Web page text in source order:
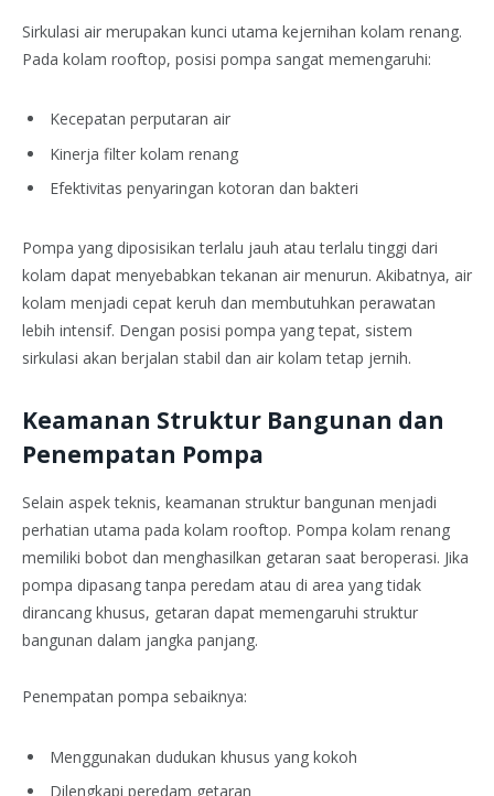
Sirkulasi air merupakan kunci utama kejernihan kolam renang.
Pada kolam rooftop, posisi pompa sangat memengaruhi:
Kecepatan perputaran air
Kinerja filter kolam renang
Efektivitas penyaringan kotoran dan bakteri
Pompa yang diposisikan terlalu jauh atau terlalu tinggi dari
kolam dapat menyebabkan tekanan air menurun. Akibatnya, air
kolam menjadi cepat keruh dan membutuhkan perawatan
lebih intensif. Dengan posisi pompa yang tepat, sistem
sirkulasi akan berjalan stabil dan air kolam tetap jernih.
Keamanan Struktur Bangunan dan
Penempatan Pompa
Selain aspek teknis, keamanan struktur bangunan menjadi
perhatian utama pada kolam rooftop. Pompa kolam renang
memiliki bobot dan menghasilkan getaran saat beroperasi. Jika
pompa dipasang tanpa peredam atau di area yang tidak
dirancang khusus, getaran dapat memengaruhi struktur
bangunan dalam jangka panjang.
Penempatan pompa sebaiknya:
Menggunakan dudukan khusus yang kokoh
Dilengkapi peredam getaran